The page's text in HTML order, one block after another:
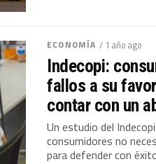
ECONOMÍA / 1 año ago
Indecopi:
fallos a su
contar con un
Un estudio del
consumidores no
para defender con